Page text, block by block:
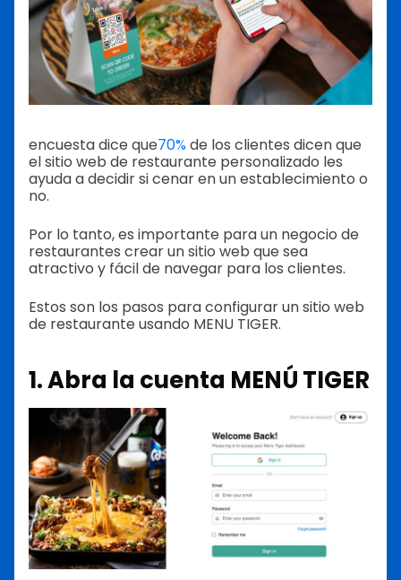
encuesta dice que70%de los clientes dicen que
el sitio web de restaurante personalizado les
ayuda a decidir si cenar en un establecimiento o
no.
Por lo tanto, es importante para un negocio de
restaurantes crear un sitio web que sea
atractivo y fácil de navegar para los clientes.
Estos son los pasos para configurar un sitio web
de restaurante usando MENU TIGER.
1. Abra la cuenta MENÚ TIGER